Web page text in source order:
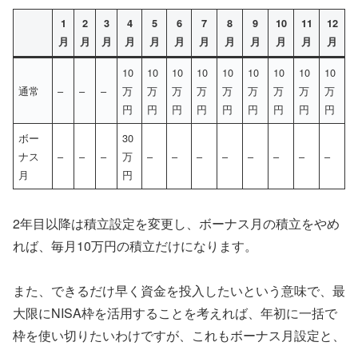
1
月
2
月
3
月
4
月
5
月
6
月
7
月
8
月
9
月
10
月
11
月
12
月
通常 – – –
10
万
円
10
万
円
10
万
円
10
万
円
10
万
円
10
万
円
10
万
円
10
万
円
10
万
円
ボー
ナス
月
– – –
30
万
円
– – – – – – – –
2年目以降は積立設定を変更し、ボーナス月の積立をやめ
れば、毎月10万円の積立だけになります。
また、できるだけ早く資金を投入したいという意味で、最
大限にNISA枠を活用することを考えれば、年初に一括で
枠を使い切りたいわけですが、これもボーナス月設定と、